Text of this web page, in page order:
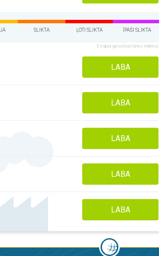
SLIKTA ĻOTI SLIKTA ĪPAŠI SLIKTA
Eiropas gaisa kvalitātes indekss
LABA
LABA
LABA
LABA
LABA